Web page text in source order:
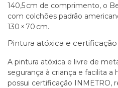
140,5 cm de comprimento, o
com colchões padrão
130 × 70 cm.
Pintura atóxica e
A pintura atóxica e livre de
segurança à criança e facilita a
possui certificação INMETRO,